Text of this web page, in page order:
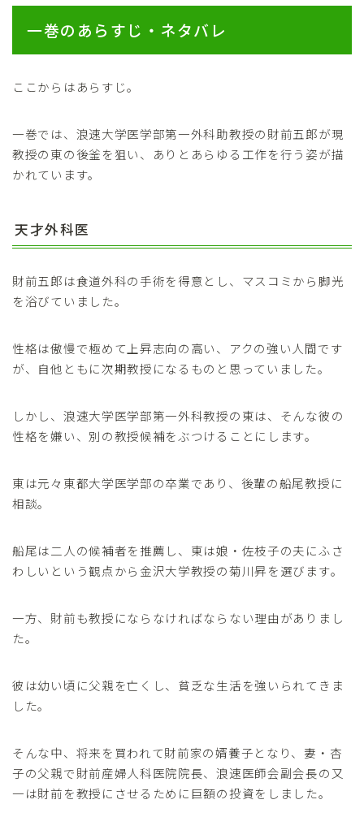
一巻のあらすじ・ネタバレ
ここからはあらすじ。
一巻では、浪速大学医学部第一外科助教授の財前五郎が現
教授の東の後釜を狙い、ありとあらゆる工作を行う姿が描
かれています。
天才外科医
財前五郎は食道外科の手術を得意とし、マスコミから脚光
を浴びていました。
性格は傲慢で極めて上昇志向の高い、アクの強い人間です
が、自他ともに次期教授になるものと思っていました。
しかし、浪速大学医学部第一外科教授の東は、そんな彼の
性格を嫌い、別の教授候補をぶつけることにします。
東は元々東都大学医学部の卒業であり、後輩の船尾教授に
相談。
船尾は二人の候補者を推薦し、東は娘・佐枝子の夫にふさ
わしいという観点から金沢大学教授の菊川昇を選びます。
一方、財前も教授にならなければならない理由がありまし
た。
彼は幼い頃に父親を亡くし、貧乏な生活を強いられてきま
した。
そんな中、将来を買われて財前家の婿養子となり、妻・杏
子の父親で財前産婦人科医院院長、浪速医師会副会長の又
一は財前を教授にさせるために巨額の投資をしました。